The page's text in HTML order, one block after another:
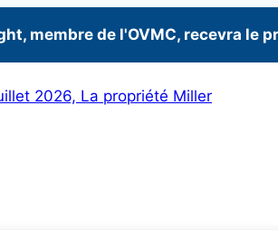
membre de l'OVMC, recevra le
2026, La propriété Miller